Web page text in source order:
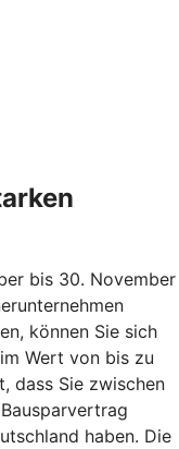
bis 30. November
können Sie sich
Wert von bis zu
dass Sie zwischen
haben. Die